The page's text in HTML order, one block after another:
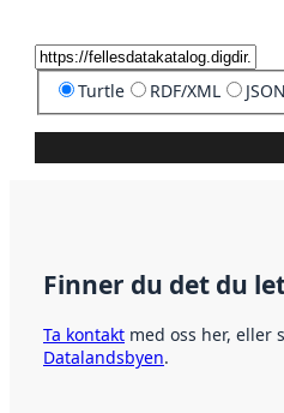
Turtle RDF/XML
Finner du det du
Ta kontakt med oss her, eller
Datalandsbyen.